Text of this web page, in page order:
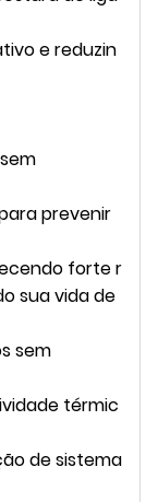
e reduzin
prevenir
forte r
sua vida de
sem
térmic
de sistema